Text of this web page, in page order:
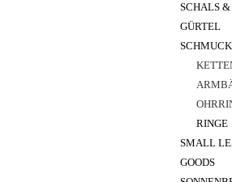
SCHALS
GÜRTEL
SCHMUCK
RINGE
SMALL
GOODS